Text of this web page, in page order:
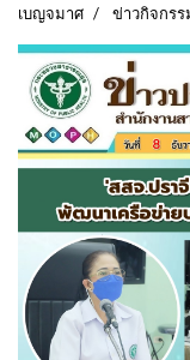
เบญจมาศ ข่าวกิจกรร